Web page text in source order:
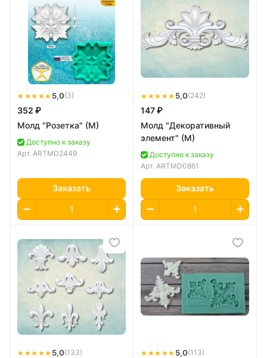
★★★★★ 5,0(3)
352 ₽
Молд "Розетка" (M)
Доступно к заказу
Арт. ARTMD2449
Заказать
★★★★★ 5,0(242)
147 ₽
Молд "Декоративный
элемент" (M)
Доступно к заказу
Арт. ARTMD0861
Заказать
★★★★★ 5,0(133) ★★★★★ 5,0(113)